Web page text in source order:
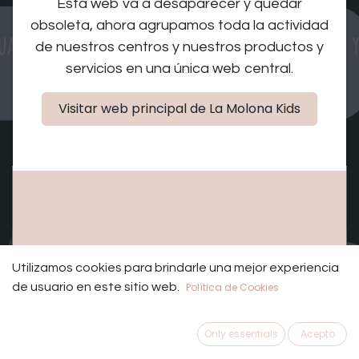
negra "Coches
fantásticos"
​Taller
Esta web va a desaparecer y quedar
obsoleta, ahora agrupamos toda la actividad
de nuestros centros y nuestros productos y
servicios en una única web central.
Visitar web principal de La Molona Kids
Utilizamos cookies para brindarle una mejor experiencia
de usuario en este sitio web.
Política de Cookies
Only essentials Acepto